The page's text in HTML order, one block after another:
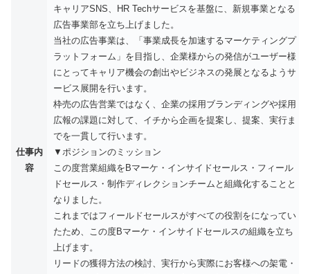
仕事内
容
キャリアSNS、HR Techサービスを基盤に、新規事業となる
広告事業部を立ち上げました。
当社の広告事業は、「事業成長を加速するマーケティングプ
ラットフォーム」を目指し、企業様からの発信がユーザー様
にとってキャリア機会の創出やビジネスの発展となるようサ
ービス展開を行います。
枠売の広告営業ではなく、企業の採用ブランディングや採用
広報の課題に対して、イチから企画を提案し、提案、実行ま
でを一貫して行います。
▼ポジションのミッション
この度営業組織をBマーケ・インサイドセールス・フィール
ドセールス・制作ディレクションチームと組織化することと
なりました。
これまではフィールドセールスがすべての役割をになってい
たため、この度Bマーケ・インサイドセールスの組織を立ち
上げます。
リードの獲得方法の検討、実行から実際にお客様への架電・